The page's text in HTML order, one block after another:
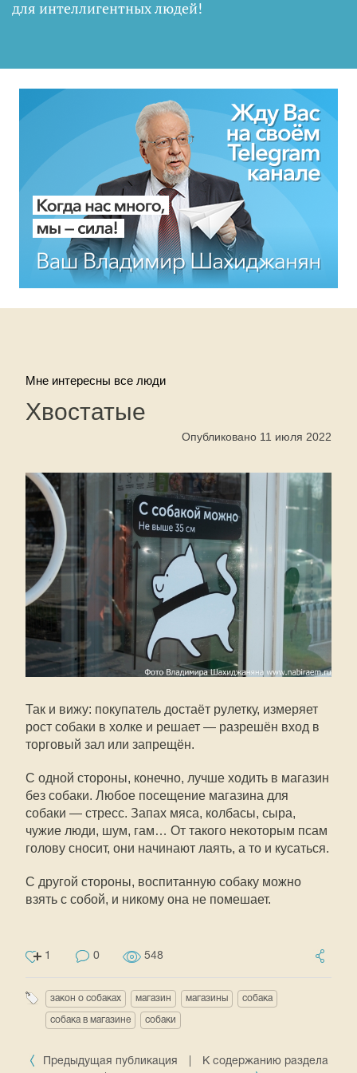
для интеллигентных людей!
Мне интересны все люди
Хвостатые
Опубликовано 11 июля 2022
Так и вижу: покупатель достаёт рулетку, измеряет
рост собаки в холке и решает — разрешён вход в
торговый зал или запрещён.
С одной стороны, конечно, лучше ходить в магазин
без собаки. Любое посещение магазина для
собаки — стресс. Запах мяса, колбасы, сыра,
чужие люди, шум, гам… От такого некоторым псам
голову сносит, они начинают лаять, а то и кусаться.
С другой стороны, воспитанную собаку можно
взять с собой, и никому она не помешает.
1 0 548
закон о собаках магазин магазины собака
собака в магазине собаки
Предыдущая публикация
К содержанию раздела